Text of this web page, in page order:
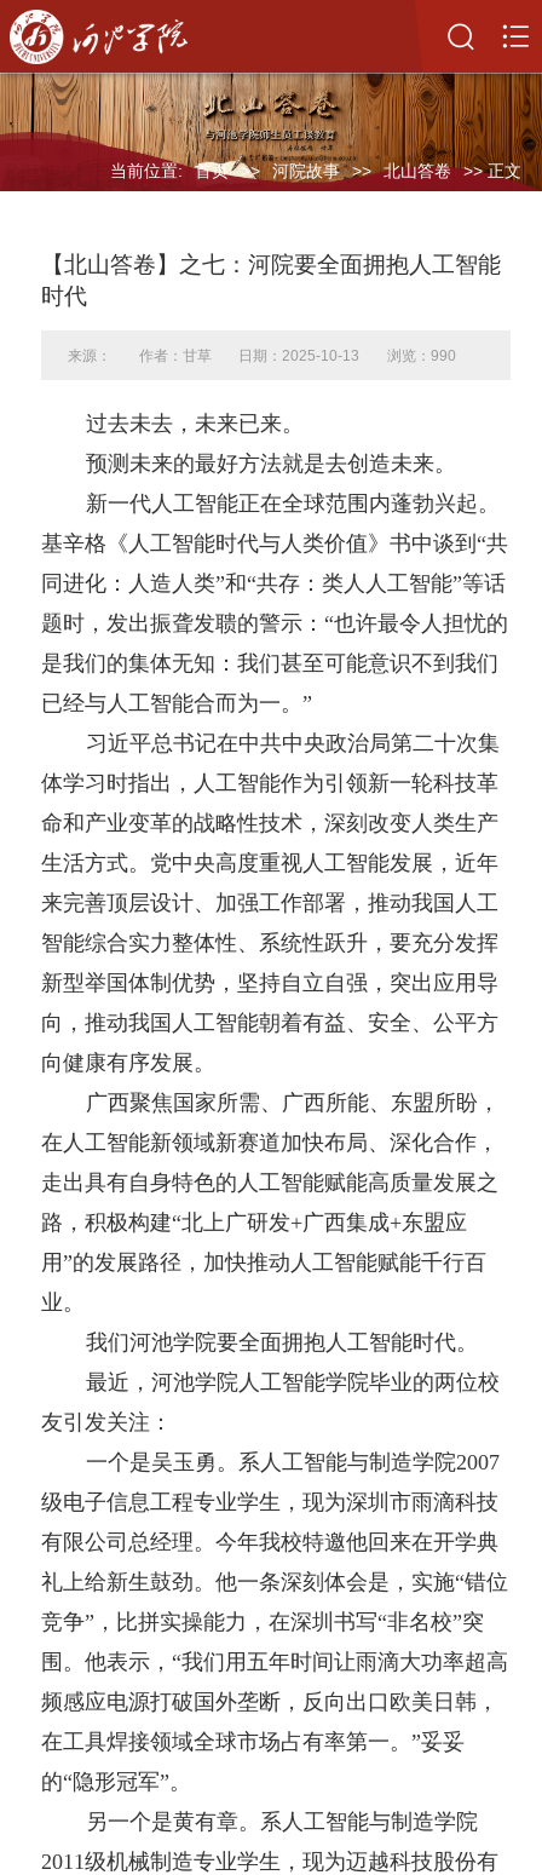
当前位置: 首页 >> 河院故事 >> 北山答卷 >> 正文
【北山答卷】之七：河院要全面拥抱人工智能
时代
来源： 作者：甘草 日期：2025-10-13 浏览： 990
过去未去，未来已来。
预测未来的最好方法就是去创造未来。
新一代人工智能正在全球范围内蓬勃兴起。
基辛格《人工智能时代与人类价值》书中谈到“共
同进化：人造人类”和“共存：类人人工智能”等话
题时，发出振聋发聩的警示：“也许最令人担忧的
是我们的集体无知：我们甚至可能意识不到我们
已经与人工智能合而为一。”
习近平总书记在中共中央政治局第二十次集
体学习时指出，人工智能作为引领新一轮科技革
命和产业变革的战略性技术，深刻改变人类生产
生活方式。党中央高度重视人工智能发展，近年
来完善顶层设计、加强工作部署，推动我国人工
智能综合实力整体性、系统性跃升，要充分发挥
新型举国体制优势，坚持自立自强，突出应用导
向，推动我国人工智能朝着有益、安全、公平方
向健康有序发展。
广西聚焦国家所需、广西所能、东盟所盼，
在人工智能新领域新赛道加快布局、深化合作，
走出具有自身特色的人工智能赋能高质量发展之
路，积极构建“北上广研发+广西集成+东盟应
用”的发展路径，加快推动人工智能赋能千行百
业。
我们河池学院要全面拥抱人工智能时代。
最近，河池学院人工智能学院毕业的两位校
友引发关注：
一个是吴玉勇。系人工智能与制造学院2007
级电子信息工程专业学生，现为深圳市雨滴科技
有限公司总经理。今年我校特邀他回来在开学典
礼上给新生鼓劲。他一条深刻体会是，实施“错位
竞争”，比拼实操能力，在深圳书写“非名校”突
围。他表示，“我们用五年时间让雨滴大功率超高
频感应电源打破国外垄断，反向出口欧美日韩，
在工具焊接领域全球市场占有率第一。”妥妥
的“隐形冠军”。
另一个是黄有章。系人工智能与制造学院
2011级机械制造专业学生，现为迈越科技股份有